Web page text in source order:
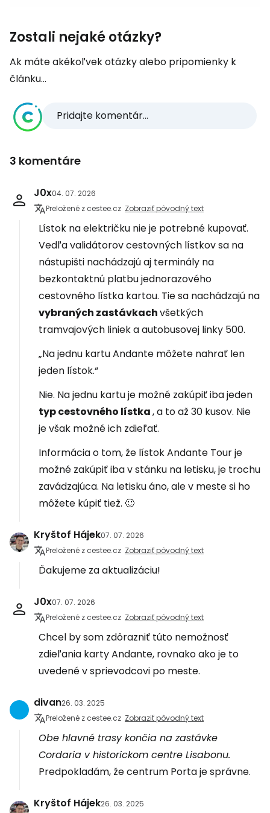
Zostali nejaké otázky?
Ak máte akékoľvek otázky alebo pripomienky k
článku...
Pridajte komentár...
3 komentáre
J0x04. 07. 2026
Preložené z cestee.cz Zobraziť pôvodný text
Lístok na električku nie je potrebné kupovať.
Vedľa validátorov cestovných lístkov sa na
nástupišti nachádzajú aj terminály na
bezkontaktnú platbu jednorazového
cestovného lístka kartou. Tie sa nachádzajú na
vybraných zastávkachvšetkých
tramvajových liniek a autobusovej linky 500.
„Na jednu kartu Andante môžete nahrať len
jeden lístok.“
Nie. Na jednu kartu je možné zakúpiť iba jeden
typ cestovného lístka, a to až 30 kusov. Nie
je však možné ich zdieľať.
Informácia o tom, že lístok Andante Tour je
možné zakúpiť iba v stánku na letisku, je trochu
zavádzajúca. Na letisku áno, ale v meste si ho
môžete kúpiť tiež. 🙂
Kryštof Hájek07. 07. 2026
Preložené z cestee.cz Zobraziť pôvodný text
Ďakujeme za aktualizáciu!
J0x07. 07. 2026
Preložené z cestee.cz Zobraziť pôvodný text
Chcel by som zdôrazniť túto nemožnosť
zdieľania karty Andante, rovnako ako je to
uvedené v sprievodcovi po meste.
divan26. 03. 2025
Preložené z cestee.cz Zobraziť pôvodný text
Obe hlavné trasy končia na zastávke
Cordaria v historickom centre Lisabonu.
Predpokladám, že centrum Porta je správne.
Kryštof Hájek26. 03. 2025